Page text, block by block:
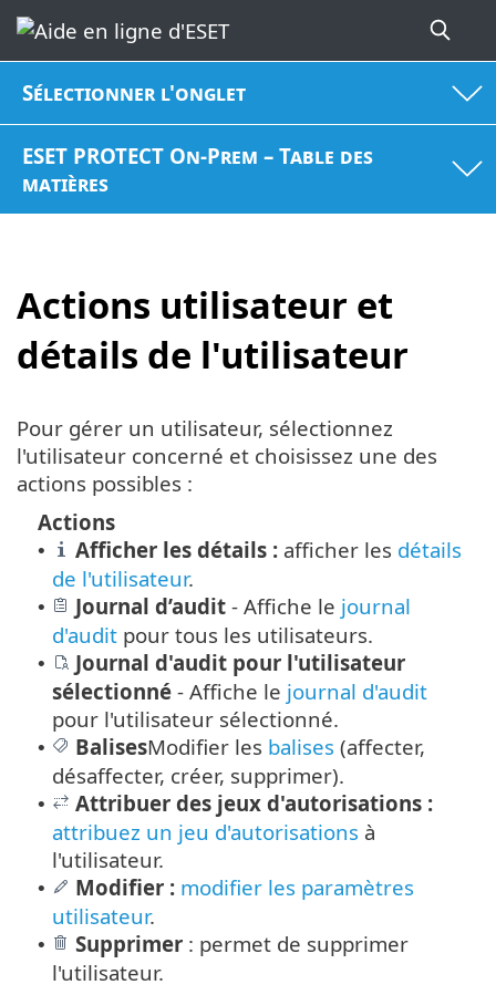
Sélectionner l'onglet
ESET PROTECT On-Prem – Table des
matières
Actions utilisateur et
détails de l'utilisateur
Pour gérer un utilisateur, sélectionnez
l'utilisateur concerné et choisissez une des
actions possibles :
Actions
• Afficher les détails : afficher les détails
de l'utilisateur.
• Journal d’audit - Affiche le journal
d'audit pour tous les utilisateurs.
•
Journal d'audit pour l'utilisateur
sélectionné - Affiche le journal d'audit
pour l'utilisateur sélectionné.
• BalisesModifier les balises (affecter,
désaffecter, créer, supprimer).
•
Attribuer des jeux d'autorisations :
attribuez un jeu d'autorisations à
l'utilisateur.
• Modifier : modifier les paramètres
utilisateur.
• Supprimer : permet de supprimer
l'utilisateur.